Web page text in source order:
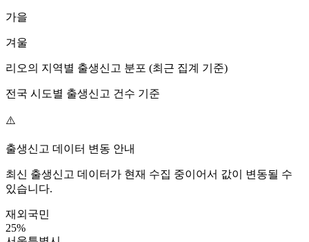
가을
겨울
리오의 지역별 출생신고 분포 (최근 집계 기준)
전국 시도별 출생신고 건수 기준
⚠️
출생신고 데이터 변동 안내
최신 출생신고 데이터가 현재 수집 중이어서 값이 변동될 수
있습니다.
재외국민
25%